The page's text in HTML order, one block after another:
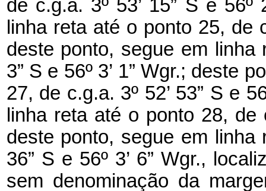
de c.g.a. 3º 53’ 15” S e
linha reta até o ponto 25, de
deste ponto, segue em linha
3” S e 56º 3’ 1” Wgr.; deste
27, de c.g.a. 3º 52’ 53” S e
linha reta até o ponto 28, de
deste ponto, segue em linha
36” S e 56º 3’ 6” Wgr.,
sem denominação da